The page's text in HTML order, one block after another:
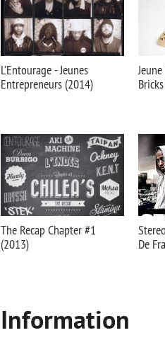
L’Entourage - Jeunes
Entrepreneurs (2014)
The Recap Chapter #1
(2013)
De
Information